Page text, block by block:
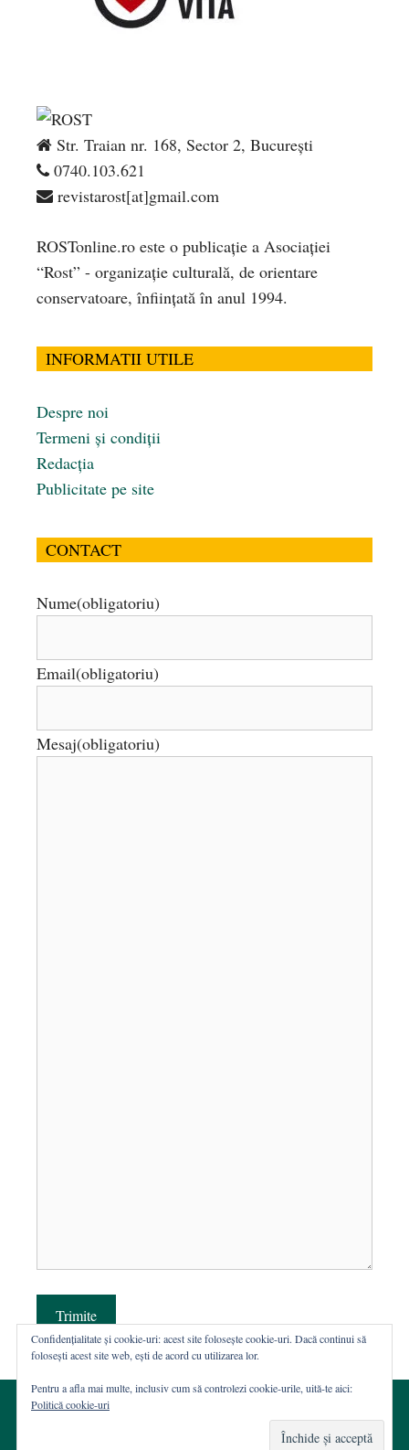
Str. Traian nr. 168, Sector 2, București
0740.103.621
revistarost[at]gmail.com
ROSTonline.ro este o publicaţie a Asociaţiei
“Rost” - organizaţie culturală, de orientare
conservatoare, înfiinţată în anul 1994.
INFORMATII UTILE
Despre noi
Termeni și condiții
Redacția
Publicitate pe site
CONTACT
Nume(obligatoriu)
Email(obligatoriu)
Mesaj(obligatoriu)
Trimite
Confidențialitate și cookie-uri: acest site folosește cookie-uri. Dacă continui să
folosești acest site web, ești de acord cu utilizarea lor.
Pentru a afla mai multe, inclusiv cum să controlezi cookie-urile, uită-te aici:
Politică cookie-uri